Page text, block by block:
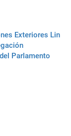
Exteriores Lin
Parlamento